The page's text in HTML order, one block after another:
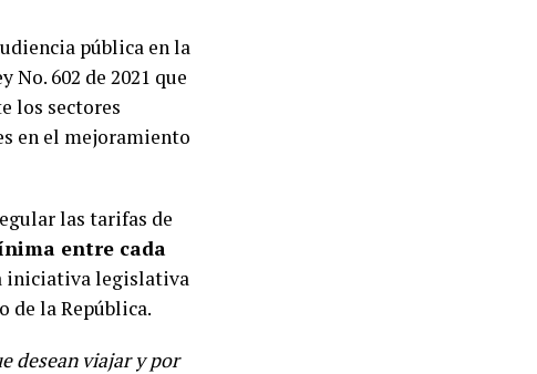
pública en la
No. 602 de 2021 que
los sectores
en el mejoramiento
las tarifas de
entre cada
iniciativa legislativa
de la República.
desean viajar y por